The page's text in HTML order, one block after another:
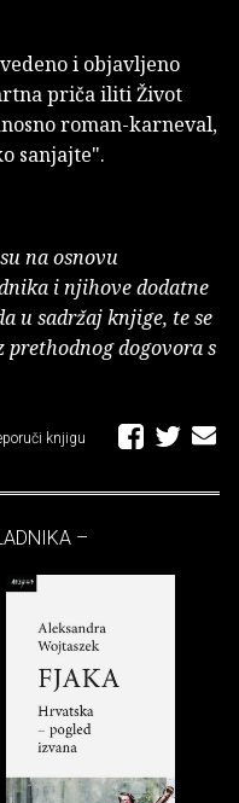
i objavljeno
priča iliti Život
roman-karneval,
sanjajte".
na osnovu
i njihove dodatne
u sadržaj knjige, te se
dogovora s
knjigu
–